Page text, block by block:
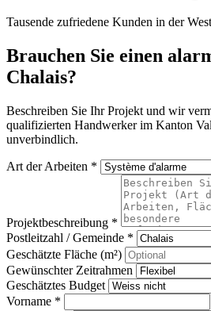
Tausende zufriedene Kunden in der
Brauchen Sie einen
Chalais?
Beschreiben Sie Ihr Projekt und wir
qualifizierten Handwerker im Kanton
unverbindlich.
Art der Arbeiten *
Projektbeschreibung *
Postleitzahl / Gemeinde *
Geschätzte Fläche (m²)
Gewünschter Zeitrahmen
Geschätztes Budget
Vorname *